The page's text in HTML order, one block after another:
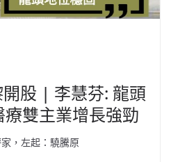
股 | 李慧芬: 龍頭
雙主業增長強勁
，左起：驍騰原